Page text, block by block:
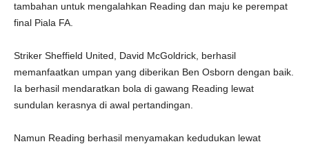
tambahan untuk mengalahkan Reading dan maju ke perempat
final Piala FA.
Striker Sheffield United, David McGoldrick, berhasil
memanfaatkan umpan yang diberikan Ben Osborn dengan baik.
Ia berhasil mendaratkan bola di gawang Reading lewat
sundulan kerasnya di awal pertandingan.
Namun Reading berhasil menyamakan kedudukan lewat